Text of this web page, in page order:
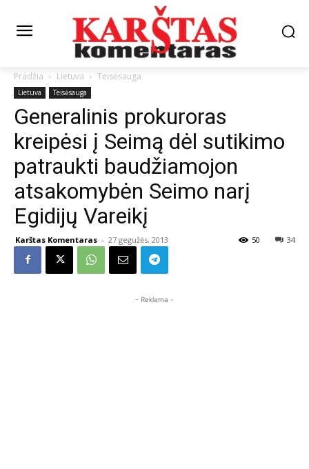
Pradžia Lietuva Teisėsauga
Lietuva Teisėsauga
Generalinis prokuroras
kreipėsi į Seimą dėl sutikimo
patraukti baudžiamojon
atsakomybėn Seimo narį
Egidijų Vareikį
Karštas Komentaras - 27 gegužės, 2013 34
50
- Reklama -